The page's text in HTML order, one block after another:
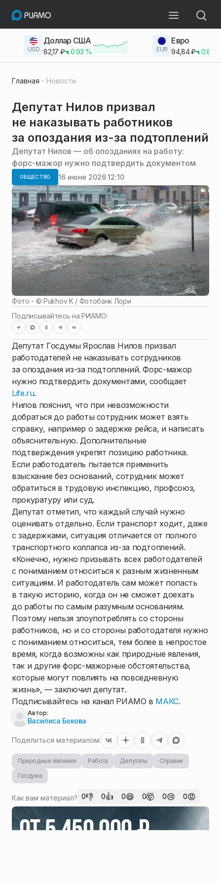
USD
Доллар США
82,17 ₽ 0.93 % EUR
Евро
94,84₽ 0.83
Главная Новости
Депутат Нилов призвал
не наказывать работников
за опоздания из-за подтоплений
Депутат Нилов — об опозданиях на работу:
форс-мажор нужно подтвердить документом
ОБЩЕСТВО 16 июня 2026 12:10
Фото - ©Pukhov K / Фотобанк Лори
Подписывайтесь на РИАМО:
Депутат Госдумы Ярослав Нилов призвал
работодателей не наказывать сотрудников
за опоздания из-за подтоплений. Форс-мажор
нужно подтвердить документами, сообщает
Life.ru.
Нилов пояснил, что при невозможности
добраться до работы сотрудник может взять
справку, например о задержке рейса, и написать
объяснительную. Дополнительные
подтверждения укрепят позицию работника.
Если работодатель пытается применить
взыскание без оснований, сотрудник может
обратиться в трудовую инспекцию, профсоюз,
прокуратуру или суд.
Депутат отметил, что каждый случай нужно
оценивать отдельно. Если транспорт ходит, даже
с задержками, ситуация отличается от полного
транспортного коллапса из-за подтоплений.
«Конечно, нужно призывать всех работодателей
с пониманием относиться к разным жизненным
ситуациям. И работодатель сам может попасть
в такую историю, когда он не сможет доехать
до работы по самым разумным основаниям.
Поэтому нельзя злоупотреблять со стороны
работников, но и со стороны работодателя нужно
с пониманием относиться, тем более в непростое
время, когда возможны как природные явления,
так и другие форс-мажорные обстоятельства,
которые могут повлиять на повседневную
жизнь», — заключил депутат.
Подписывайтесь на канал РИАМО в МАКС.
Автор:
Василиса Бокова
Поделиться материалом:
Природные явления Работа Депутаты
Справки
Госдума
Как вам материал? 0👎 0👍 0😄 0🤯 0😢 0😡